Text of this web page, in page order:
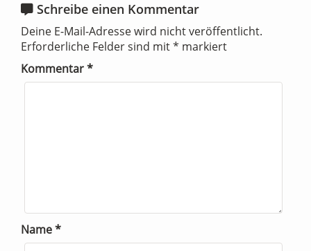
Schreibe einen Kommentar
Deine E-Mail-Adresse wird nicht veröffentlicht.
Erforderliche Felder sind mit* markiert
Kommentar*
Name*